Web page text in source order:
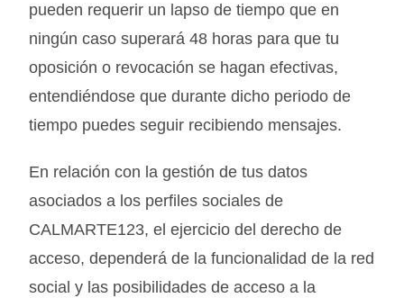
pueden requerir un lapso de tiempo que en
ningún caso superará 48 horas para que tu
oposición o revocación se hagan efectivas,
entendiéndose que durante dicho periodo de
tiempo puedes seguir recibiendo mensajes.
En relación con la gestión de tus datos
asociados a los perfiles sociales de
CALMARTE123, el ejercicio del derecho de
acceso, dependerá de la funcionalidad de la red
social y las posibilidades de acceso a la